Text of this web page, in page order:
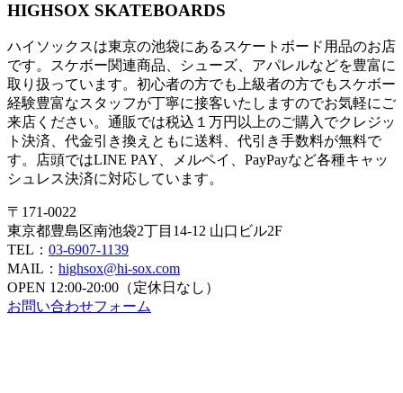
HIGHSOX SKATEBOARDS
ハイソックスは東京の池袋にあるスケートボード用品のお店
です。スケボー関連商品、シューズ、アパレルなどを豊富に
取り扱っています。初心者の方でも上級者の方でもスケボー
経験豊富なスタッフが丁寧に接客いたしますのでお気軽にご
来店ください。通販では税込１万円以上のご購入でクレジッ
ト決済、代金引き換えともに送料、代引き手数料が無料で
す。店頭ではLINE PAY、メルペイ、PayPayなど各種キャッ
シュレス決済に対応しています。
〒171-0022
東京都豊島区南池袋2丁目14-12 山口ビル2F
TEL： 03-6907-1139
MAIL： highsox@hi-sox.com
OPEN 12:00-20:00（定休日なし）
お問い合わせフォーム